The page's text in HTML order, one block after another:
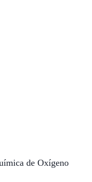
de Oxígeno